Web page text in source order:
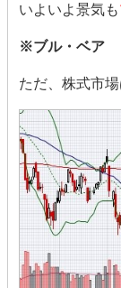
いよいよ景気も
※ブル・ベア
ただ、株式市場